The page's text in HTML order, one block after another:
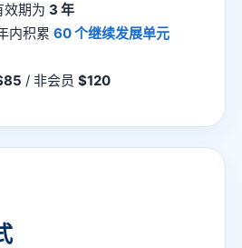
效期为 3 年
内积累 60 个继续发展单元
/ 非会员 $120